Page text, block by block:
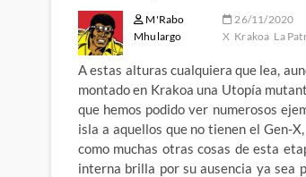
M'Rabo
Mhulargo
26/11/2020
X Krakoa La
A estas alturas cualquiera que lea,
montado en Krakoa una Utopía
que hemos podido ver numerosos
isla a aquellos que no tienen el Gen-
como muchas otras cosas de esta
interna brilla por su ausencia ya sea